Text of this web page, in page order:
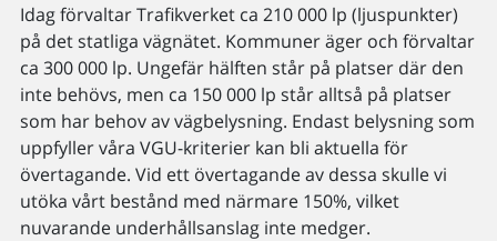
Idag förvaltar Trafikverket ca 210 000 lp (ljuspunkter)
på det statliga vägnätet. Kommuner äger och förvaltar
ca 300 000 lp. Ungefär hälften står på platser där den
inte behövs, men ca 150 000 lp står alltså på platser
som har behov av vägbelysning. Endast belysning som
uppfyller våra VGU-kriterier kan bli aktuella för
övertagande. Vid ett övertagande av dessa skulle vi
utöka vårt bestånd med närmare 150%, vilket
nuvarande underhållsanslag inte medger.